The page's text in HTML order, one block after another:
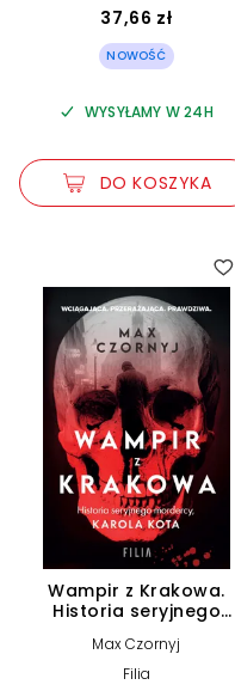
37,66 zł
NOWOŚĆ
WYSYŁAMY W 24H
DO KOSZYKA
Wampir z Krakowa.
Historia seryjnego
Max Czornyj
Filia